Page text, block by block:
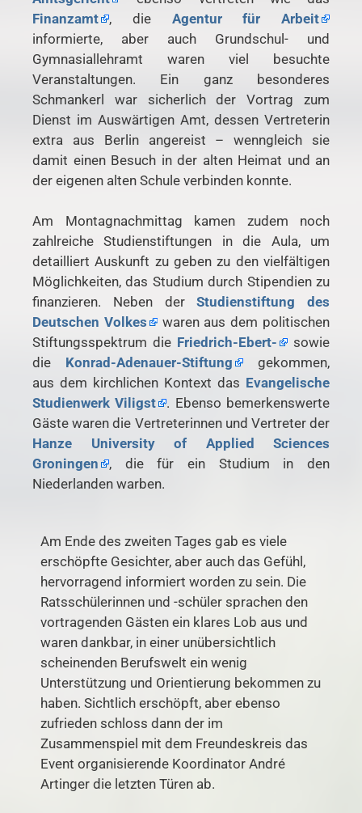
Finanzamt
, die Agentur für Arbeit
informierte, aber auch Grundschul- und
Gymnasiallehramt waren viel besuchte
Veranstaltungen. Ein ganz besonderes
Schmankerl war sicherlich der Vortrag zum
Dienst im Auswärtigen Amt, dessen Vertreterin
extra aus Berlin angereist – wenngleich sie
damit einen Besuch in der alten Heimat und an
der eigenen alten Schule verbinden konnte.
Am Montagnachmittag kamen zudem noch
zahlreiche Studienstiftungen in die Aula, um
detailliert Auskunft zu geben zu den vielfältigen
Möglichkeiten, das Studium durch Stipendien zu
finanzieren. Neben derStudienstiftung des
Deutschen Volkes
waren aus dem politischen
Stiftungsspektrum die Friedrich-Ebert-
sowie
die Konrad-Adenauer-Stiftung
gekommen,
aus dem kirchlichen Kontext das Evangelische
Studienwerk Viligst
. Ebenso bemerkenswerte
Gäste waren die Vertreterinnen und Vertreter der
Hanze University of Applied Sciences
Groningen
, die für ein Studium in den
Niederlanden warben.
Am Ende des zweiten Tages gab es viele
erschöpfte Gesichter, aber auch das Gefühl,
hervorragend informiert worden zu sein. Die
Ratsschülerinnen und -schüler sprachen den
vortragenden Gästen ein klares Lob aus und
waren dankbar, in einer unübersichtlich
scheinenden Berufswelt ein wenig
Unterstützung und Orientierung bekommen zu
haben. Sichtlich erschöpft, aber ebenso
zufrieden schloss dann der im
Zusammenspiel mit dem Freundeskreis das
Event organisierende Koordinator André
Artinger die letzten Türen ab.